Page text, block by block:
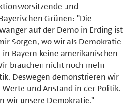
und
Grünen: "Die
auf der Demo in Erding ist
Sorgen, wo wir als Demokratie
Bayern keine amerikanischen
brauchen nicht noch mehr
Deswegen demonstrieren wir
und Anstand in der Politik.
wir unsere Demokratie."